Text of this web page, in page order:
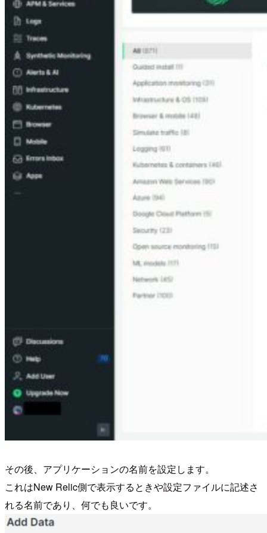
その後、アプリケーションの名前を設定します。
これはNew Relic側で表示するときや設定ファイルに記述さ
れる名前であり、何でも良いです。